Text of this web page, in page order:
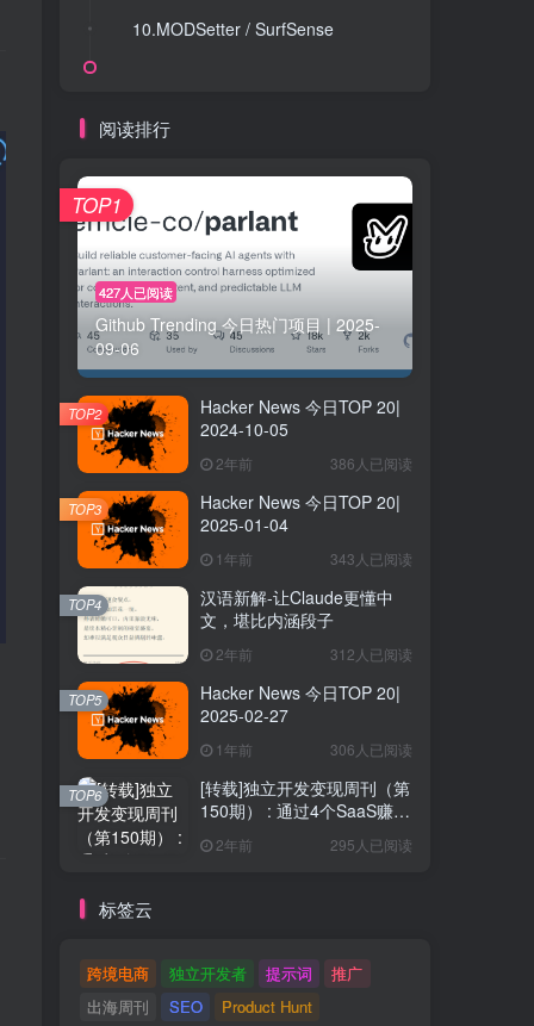
10.MODSetter / SurfSense
10.MODSetter / SurfSense
阅读排行
427人已阅读
Github Trending 今日热门项目 | 2025-
09-06
TOP1
Hacker News 今日TOP 20|
2024-10-05
2年前 386人已阅读
TOP2
Hacker News 今日TOP 20|
2025-01-04
1年前 343人已阅读
TOP3
汉语新解-让Claude更懂中
文，堪比内涵段子
2年前 312人已阅读
TOP4
Hacker News 今日TOP 20|
2025-02-27
1年前 306人已阅读
TOP5
[转载]独立开发变现周刊（第
150期） : 通过4个SaaS赚取
2年前 295人已阅读
TOP6
标签云
跨境电商 独立开发者 提示词
推广
出海周刊
SEO
Product Hunt